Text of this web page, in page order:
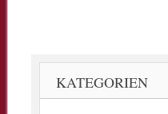
KATEGORIEN